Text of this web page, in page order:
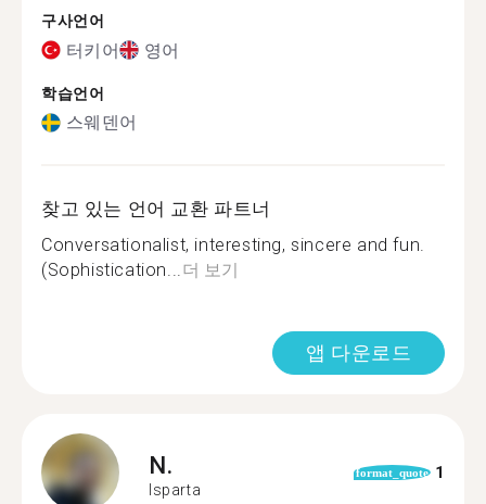
구사언어
터키어 영어
학습언어
스웨덴어
찾고 있는 언어 교환 파트너
Conversationalist, interesting, sincere and fun.
(Sophistication...더 보기
앱 다운로드
N.
Isparta
format_quote 1